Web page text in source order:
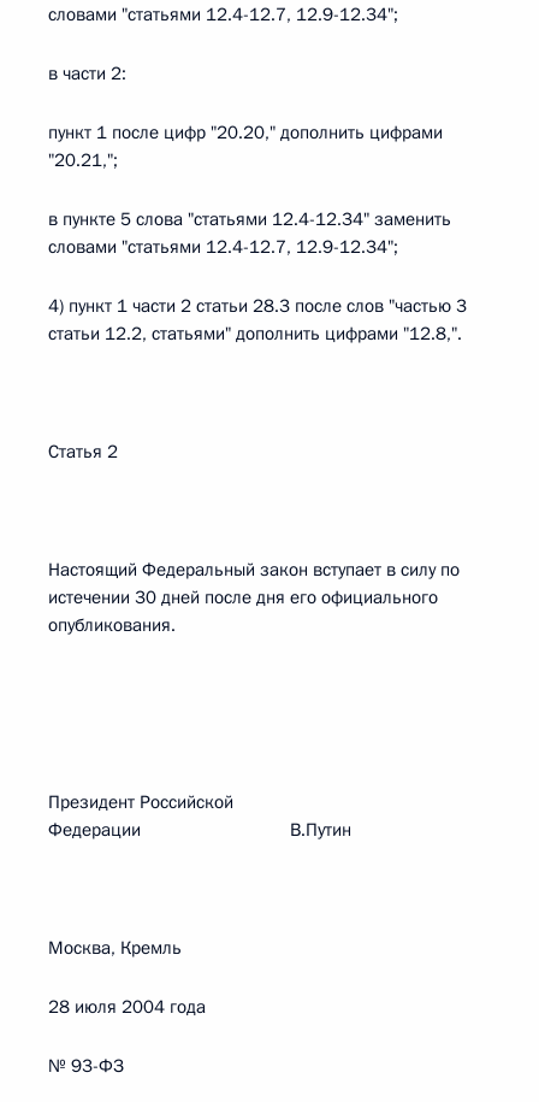
словами "статьями 12.4-12.7, 12.9-12.34";
в части 2:
пункт 1 после цифр "20.20," дополнить цифрами
"20.21,";
в пункте 5 слова "статьями 12.4-12.34" заменить
словами "статьями 12.4-12.7, 12.9-12.34";
4) пункт 1 части 2 статьи 28.3 после слов "частью 3
статьи 12.2, статьями" дополнить цифрами "12.8,".
Статья 2
Настоящий Федеральный закон вступает в силу по
истечении 30 дней после дня его официального
опубликования.
Президент Российской
Федерации В.Путин
Москва, Кремль
28 июля 2004 года
№ 93-ФЗ